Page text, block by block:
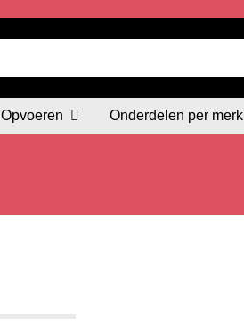
Opvoeren Onderdelen per merk